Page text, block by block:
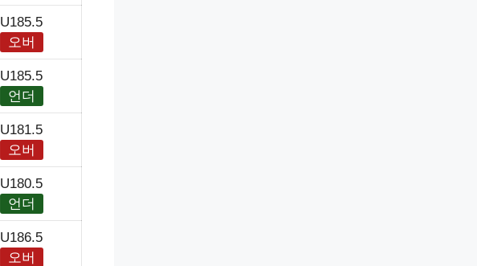
U185.5
오버
U185.5
언더
U181.5
오버
U180.5
언더
U186.5
오버